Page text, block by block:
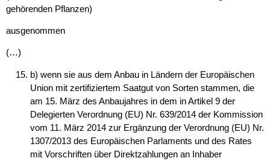
gehörenden Pflanzen)
ausgenommen
(…)
b) wenn sie aus dem Anbau in Ländern der Europäischen
Union mit zertifiziertem Saatgut von Sorten stammen, die
am 15. März des Anbaujahres in dem in Artikel 9 der
Delegierten Verordnung (EU) Nr. 639/2014 der Kommission
vom 11. März 2014 zur Ergänzung der Verordnung (EU) Nr.
1307/2013 des Europäischen Parlaments und des Rates
mit Vorschriften über Direktzahlungen an Inhaber